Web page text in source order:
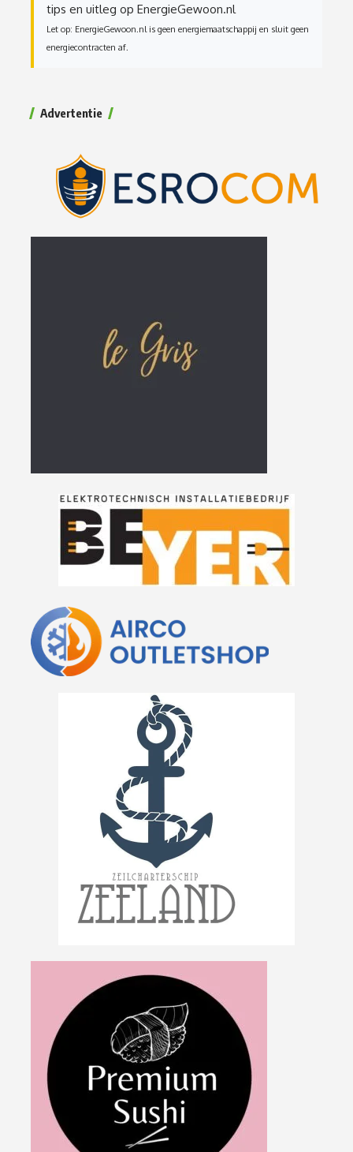
tips en uitleg op EnergieGewoon.nl
Let op: EnergieGewoon.nl is geen energiemaatschappij en sluit geen
energiecontracten af.
Advertentie